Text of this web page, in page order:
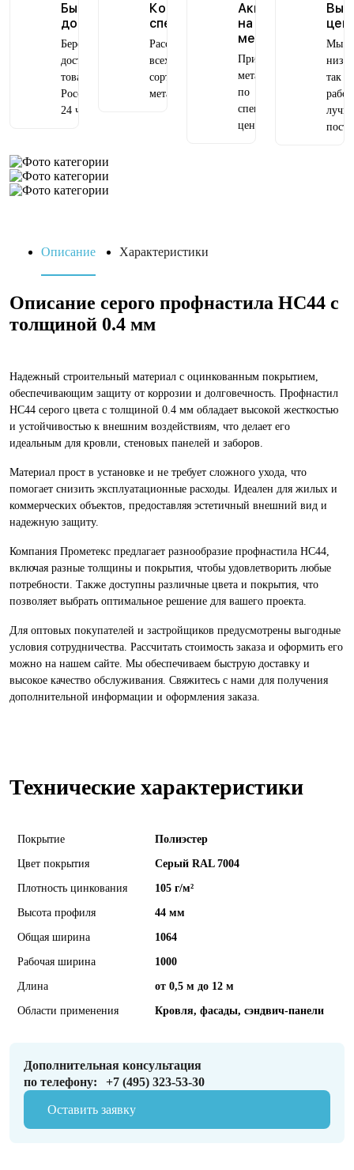
Быстрая
доставка
Бережно
доставляем
товары по
России за
24 часа
Консультация
специалистов
Расскажем обо
всех видах и
сортаментах
металлопроката
Акции
на
металлопрокат
Приобретайте
металлопрокат
по
специальным
ценам
Мы
так
Описание Характеристики
Описание серого профнастила НС44 с
толщиной 0.4 мм
Надежный строительный материал с оцинкованным покрытием,
обеспечивающим защиту от коррозии и долговечность. Профнастил
НС44 серого цвета с толщиной 0.4 мм обладает высокой жесткостью
и устойчивостью к внешним воздействиям, что делает его
идеальным для кровли, стеновых панелей и заборов.
Материал прост в установке и не требует сложного ухода, что
помогает снизить эксплуатационные расходы. Идеален для жилых и
коммерческих объектов, предоставляя эстетичный внешний вид и
надежную защиту.
Компания Прометекс предлагает разнообразие профнастила НС44,
включая разные толщины и покрытия, чтобы удовлетворить любые
потребности. Также доступны различные цвета и покрытия, что
позволяет выбрать оптимальное решение для вашего проекта.
Для оптовых покупателей и застройщиков предусмотрены выгодные
условия сотрудничества. Рассчитать стоимость заказа и оформить его
можно на нашем сайте. Мы обеспечиваем быструю доставку и
высокое качество обслуживания. Свяжитесь с нами для получения
дополнительной информации и оформления заказа.
Технические характеристики
Покрытие Полиэстер
Цвет покрытия Серый RAL 7004
Плотность цинкования 105 г/м²
Высота профиля 44 мм
Общая ширина 1064
Рабочая ширина 1000
Длина от 0,5 м до 12 м
Области применения Кровля, фасады, сэндвич-панели
Дополнительная консультация
по телефону:
+7 (495) 323-53-30
Оставить заявку